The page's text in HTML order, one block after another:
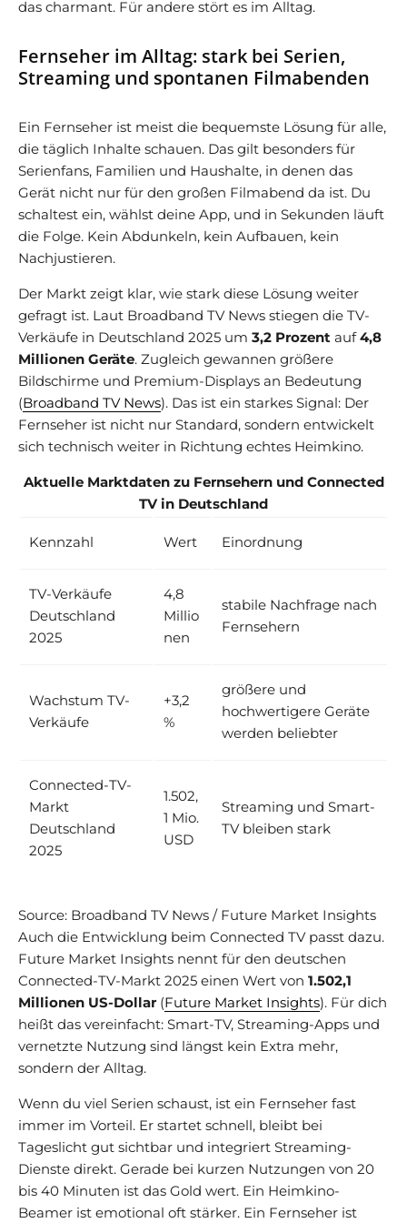
das charmant. Für andere stört es im Alltag.
Fernseher im Alltag: stark bei Serien,
Streaming und spontanen Filmabenden
Ein Fernseher ist meist die bequemste Lösung für alle,
die täglich Inhalte schauen. Das gilt besonders für
Serienfans, Familien und Haushalte, in denen das
Gerät nicht nur für den großen Filmabend da ist. Du
schaltest ein, wählst deine App, und in Sekunden läuft
die Folge. Kein Abdunkeln, kein Aufbauen, kein
Nachjustieren.
Der Markt zeigt klar, wie stark diese Lösung weiter
gefragt ist. Laut Broadband TV News stiegen die TV-
Verkäufe in Deutschland 2025 um 3,2 Prozent auf4,8
Millionen Geräte. Zugleich gewannen größere
Bildschirme und Premium-Displays an Bedeutung
(Broadband TV News). Das ist ein starkes Signal: Der
Fernseher ist nicht nur Standard, sondern entwickelt
sich technisch weiter in Richtung echtes Heimkino.
Aktuelle Marktdaten zu Fernsehern und Connected
TV in Deutschland
Kennzahl Wert Einordnung
TV-Verkäufe
Deutschland
2025
4,8
Millio
nen
stabile Nachfrage nach
Fernsehern
Wachstum TV-
Verkäufe
+3,2
%
größere und
hochwertigere Geräte
werden beliebter
Connected-TV-
Markt
Deutschland
2025
1.502,
1 Mio.
USD
Streaming und Smart-
TV bleiben stark
Source: Broadband TV News / Future Market Insights
Auch die Entwicklung beim Connected TV passt dazu.
Future Market Insights nennt für den deutschen
Connected-TV-Markt 2025 einen Wert von 1.502,1
Millionen US-Dollar (Future Market Insights). Für dich
heißt das vereinfacht: Smart-TV, Streaming-Apps und
vernetzte Nutzung sind längst kein Extra mehr,
sondern der Alltag.
Wenn du viel Serien schaust, ist ein Fernseher fast
immer im Vorteil. Er startet schnell, bleibt bei
Tageslicht gut sichtbar und integriert Streaming-
Dienste direkt. Gerade bei kurzen Nutzungen von 20
bis 40 Minuten ist das Gold wert. Ein Heimkino-
Beamer ist emotional oft stärker. Ein Fernseher ist